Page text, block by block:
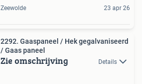
Zeewolde 23 apr 26
2292. Gaaspaneel / Hek gegalvaniseerd
/ Gaas paneel
Zie omschrijving Details